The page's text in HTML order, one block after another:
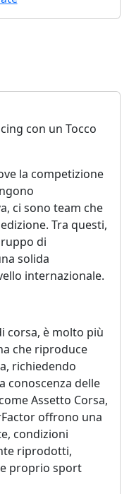
con un Tocco
la competizione
ci sono team che
Tra questi,
di
solida
internazionale.
corsa, è molto più
che riproduce
richiedendo
conoscenza delle
Assetto Corsa,
offrono una
condizioni
riprodotti,
proprio sport